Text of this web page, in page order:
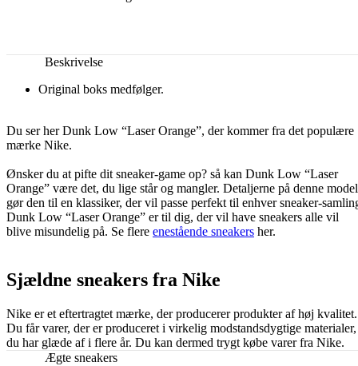
Beskrivelse
Original boks medfølger.
Du ser her Dunk Low “Laser Orange”, der kommer fra det populære
mærke Nike.
Ønsker du at pifte dit sneaker-game op? så kan Dunk Low “Laser
Orange” være det, du lige står og mangler. Detaljerne på denne model
gør den til en klassiker, der vil passe perfekt til enhver sneaker-
Dunk Low “Laser Orange” er til dig, der vil have sneakers alle vil
blive misundelig på. Se flere enestående sneakers her.
Sjældne sneakers fra Nike
Nike er et eftertragtet mærke, der producerer produkter af høj kvalitet.
Du får varer, der er produceret i virkelig modstandsdygtige materialer,
du har glæde af i flere år. Du kan dermed trygt købe varer fra Nike.
Ægte sneakers